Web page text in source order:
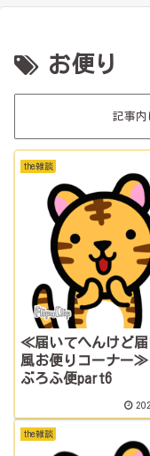
お便り
記事内
the雑談
≪届いてへんけど届
風お便りコーナー≫
ぶろふ便part6
the雑談